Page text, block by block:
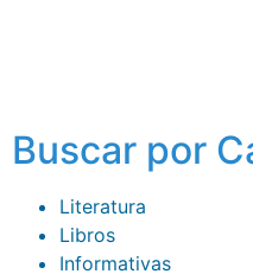
Buscar por
Literatura
Libros
Informativas